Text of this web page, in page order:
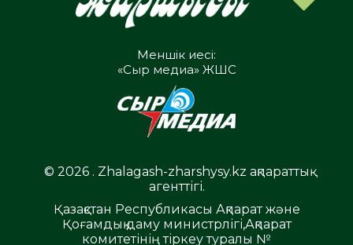
Меншік иесі:
«Сыр медиа» ЖШС
© 2026 . Zhalagash-zharshysy.kz ақпараттық
агенттігі.
Қазақстан Республикасы Ақпарат және
Қоғамдық даму министрлігі,Ақпарат
комитетінің тіркеу туралы №